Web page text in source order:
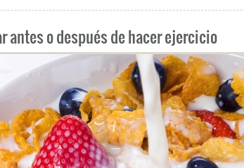
antes o después de hacer ejercicio